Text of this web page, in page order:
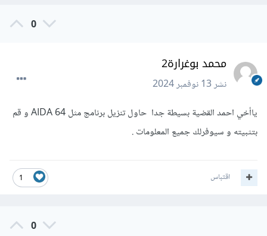
0
محمد بوغرارة2
نشر13 نوفمبر 2024
ياأخي احمد القضية بسيطة جدا حاول تنزيل برنامج مثل AIDA 64 و قم
بتثبيته و سيوفرلك جميع المعلومات .
1 اقتباس
0